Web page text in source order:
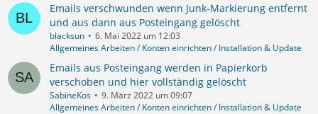
Emails verschwunden wenn Junk-Markierung entfernt
und aus dann aus Posteingang gelöscht
blacksun
6. Mai 2022 um 12:03
Allgemeines Arbeiten / Konten einrichten / Installation & Update
Emails aus Posteingang werden in Papierkorb
verschoben und hier vollständig gelöscht
SabineKos
9. März 2022 um 09:07
Allgemeines Arbeiten / Konten einrichten / Installation & Update